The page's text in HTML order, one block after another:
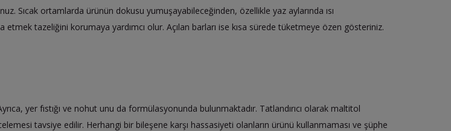
Sıcak ortamlarda ürünün dokusu yumuşayabileceğinden, özellikle yaz aylarında ısı
tazeliğini korumaya yardımcı olur. Açılan barları ise kısa sürede tüketmeye özen gösteriniz.
yer fıstığı ve nohut unu da formülasyonunda bulunmaktadır. Tatlandırıcı olarak maltitol
tavsiye edilir. Herhangi bir bileşene karşı hassasiyeti olanların ürünü kullanmaması ve şüphe